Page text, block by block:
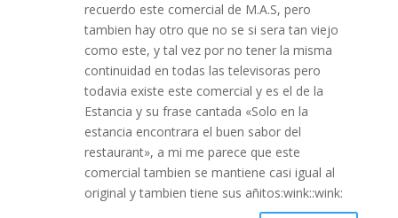
recuerdo este comercial de M.A.S, pero
tambien hay otro que no se si sera tan viejo
como este, y tal vez por no tener la misma
continuidad en todas las televisoras pero
todavia existe este comercial y es el de la
Estancia y su frase cantada «Solo en la
estancia encontrara el buen sabor del
restaurant», a mi me parece que este
comercial tambien se mantiene casi igual al
original y tambien tiene sus añitos:wink::wink: